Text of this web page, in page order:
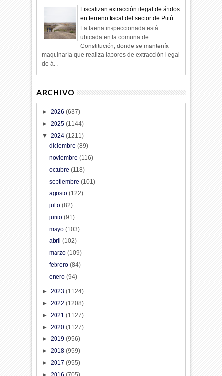
Fiscalizan extracción ilegal de áridos
en terreno fiscal del sector de Putú
La faena inspeccionada está
ubicada en la comuna de
Constitución, donde se mantenía
maquinaría que realiza labores de extracción ilegal
de á...
ARCHIVO
►2026(637)
►2025(1144)
▼2024(1211)
diciembre (89)
noviembre (116)
octubre (118)
septiembre (101)
agosto (122)
julio (82)
junio (91)
mayo (103)
abril (102)
marzo (109)
febrero (84)
enero (94)
►2023(1124)
►2022(1208)
►2021(1127)
►2020(1127)
►2019(956)
►2018(959)
►2017(955)